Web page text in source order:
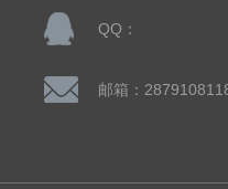
QQ：
邮箱：